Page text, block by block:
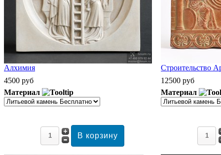
Алхимия
4500 руб
Материал
Строительство
12500 руб
Материал